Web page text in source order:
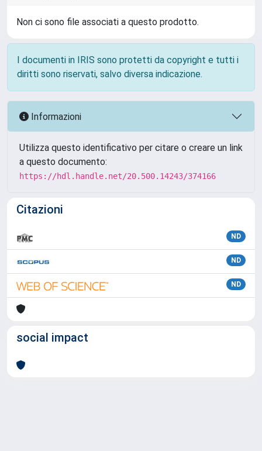
Non ci sono file associati a questo prodotto.
I documenti in IRIS sono protetti da copyright e tutti i
diritti sono riservati, salvo diversa indicazione.
Informazioni
Utilizza questo identificativo per citare o creare un link
a questo documento:
https://hdl.handle.net/20.500.14243/374166
Citazioni
ND
ND
ND
social impact